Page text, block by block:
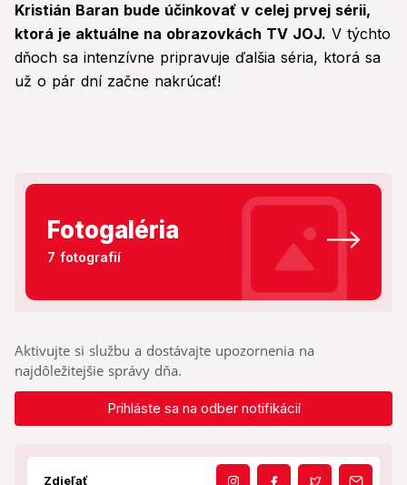
Kristián Baran bude účinkovať v celej prvej sérii,
ktorá je aktuálne na obrazovkách TV JOJ. V týchto
dňoch sa intenzívne pripravuje ďalšia séria, ktorá sa
už o pár dní začne nakrúcať!
Fotogaléria
7 fotografií
Aktivujte si službu a dostávajte upozornenia na
najdôležitejšie správy dňa.
Prihláste sa na odber notifikácií
Zdieľať